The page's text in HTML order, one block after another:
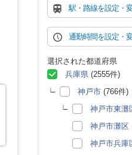
駅・路線を設定・
通勤時間を設定・
選択された都道府県
兵庫県 (2555件)
神戸市 (766件)
神戸市東灘
神戸市灘区
神戸市兵庫